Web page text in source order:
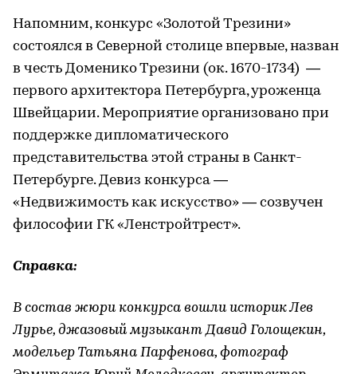
Напомним, конкурс «Золотой Трезини»
состоялся в Северной столице впервые, назван
в честь Доменико Трезини (ок. 1670-1734) —
первого архитектора Петербурга, уроженца
Швейцарии. Мероприятие организовано при
поддержке дипломатического
представительства этой страны в Санкт-
Петербурге. Девиз конкурса —
«Недвижимость как искусство» — созвучен
философии ГК «Ленстройтрест».
Справка:
В состав жюри конкурса вошли историк Лев
Лурье, джазовый музыкант Давид Голощекин,
модельер Татьяна Парфенова, фотограф